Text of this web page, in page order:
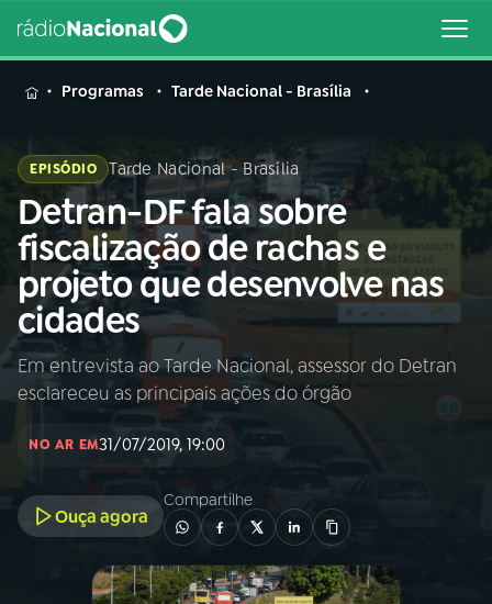
MENU
Buscar
na
Rádio
Nacional
Buscar
AO VIVO
01INÍCIO
PROGRAMAÇÃO
Programas Tarde Nacional - Brasília
EPISÓDIO Tarde Nacional - Brasília
Detran-DF fala sobre
fiscalização de rachas e
projeto que desenvolve nas
cidades
Em entrevista ao Tarde Nacional, assessor do Detran
esclareceu as principais ações do órgão
NO AR EM31/07/2019, 19:00
Ouça agora
Compartilhe